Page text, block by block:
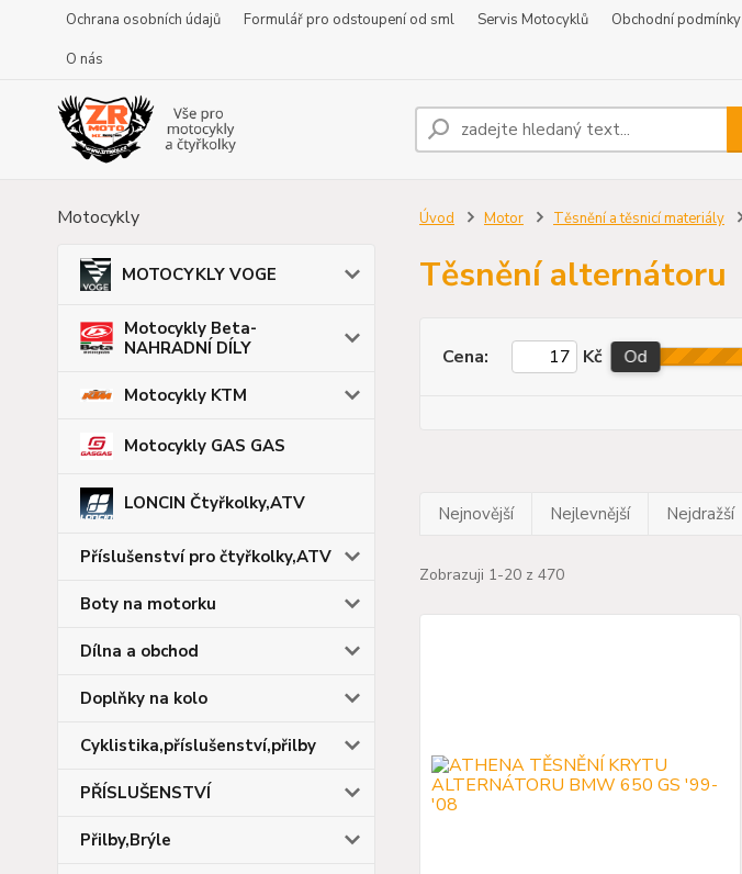
Ochrana osobních údajů Formulář pro odstoupení od sml Servis Motocyklů Obchodní podmínky
O nás
Motocykly
MOTOCYKLY VOGE
Motocykly Beta-
NAHRADNÍ DÍLY
Motocykly KTM
Motocykly GAS GAS
LONCIN Čtyřkolky,ATV
Příslušenství pro čtyřkolky,ATV
Boty na motorku
Dílna a obchod
Doplňky na kolo
Cyklistika,příslušenství,přilby
PŘÍSLUŠENSTVÍ
Přilby,Brýle
Úvod Motor Těsnění a těsnicí materiály
Těsnění alternátoru
Cena: Kč Od
Nejnovější Nejlevnější Nejdražší
Zobrazuji 1-20 z 470